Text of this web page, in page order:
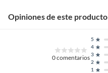
Opiniones de este producto
0comentarios
1
2
3
4
5